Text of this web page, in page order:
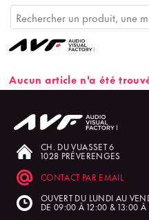
Aucun article n'a été
CH. DU VUASSET 6
1028 PRÉVERENGES
CONTACT PAR EMAIL
OUVERT DU LUNDI AU
DE 09:00 À 12:00 & 13:00 À